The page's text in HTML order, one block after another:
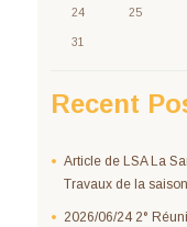
24 25
31
Recent
Article de LSA La
Travaux de la
2026/06/24 2°